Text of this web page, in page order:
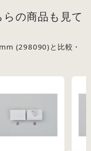
の商品も見て
(298090)と比較・